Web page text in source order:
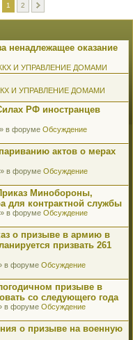
1 2
ненадлежащее оказание
И УПРАВЛЕНИЕ ДОМАМИ
И УПРАВЛЕНИЕ ДОМАМИ
РФ иностранцев
в форуме Обсуждение
актов о мерах
в форуме Обсуждение
Минобороны,
для контрактной службы
в форуме Обсуждение
о призыве в армию в
призвать 261
в форуме Обсуждение
призыве в
со следующего года
в форуме Обсуждение
о призыве на военную